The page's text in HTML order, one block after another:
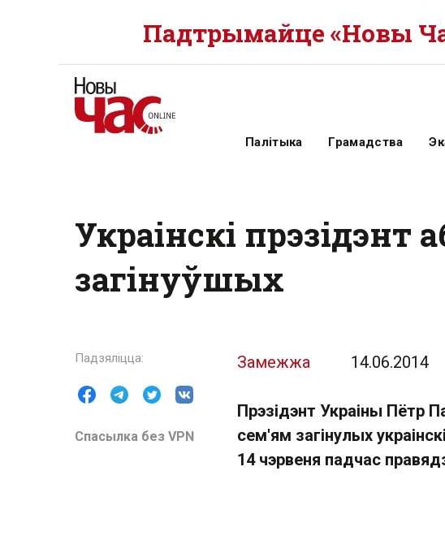
Падтрымайце «Новы
Палітыка Грамадства
Украінскі прэзідэнт
загінуўшых
Спасылка без VPN
Замежжа 14.06.2014
Прэзідэнт Украіны Пётр
сем'ям загінулых
14 чэрвеня падчас